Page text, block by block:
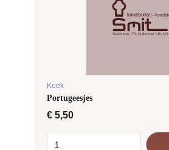
Koek
Portugeesjes
€ 5,50